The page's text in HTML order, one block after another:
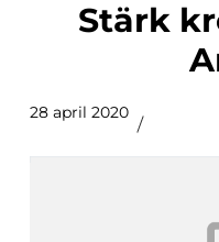
Stärk kroppen med
28 april 2020